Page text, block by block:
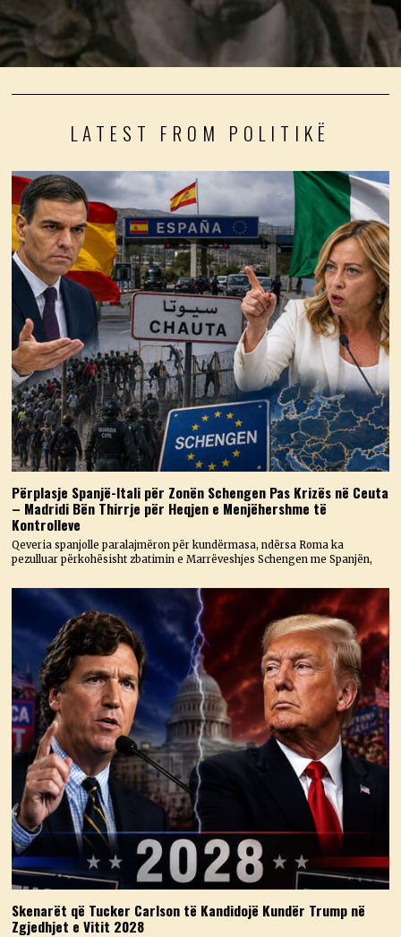
LATEST FROM POLITIKË
Përplasje Spanjë-Itali për Zonën Schengen Pas Krizës në Ceuta
– Madridi Bën Thirrje për Heqjen e Menjëhershme të
Kontrolleve
Qeveria spanjolle paralajmëron për kundërmasa, ndërsa Roma ka
pezulluar përkohësisht zbatimin e Marrëveshjes Schengen me Spanjën,
Skenarët që Tucker Carlson të Kandidojë Kundër Trump në
Zgjedhjet e Vitit 2028